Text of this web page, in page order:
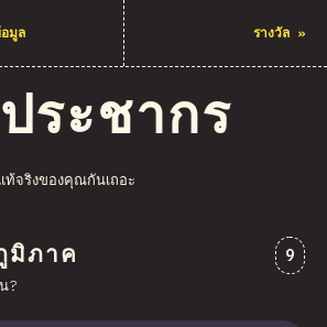
มูล รางวัล »
ระชากร
จริงของคุณกันเถอะ
มิภาค ควา
9
?